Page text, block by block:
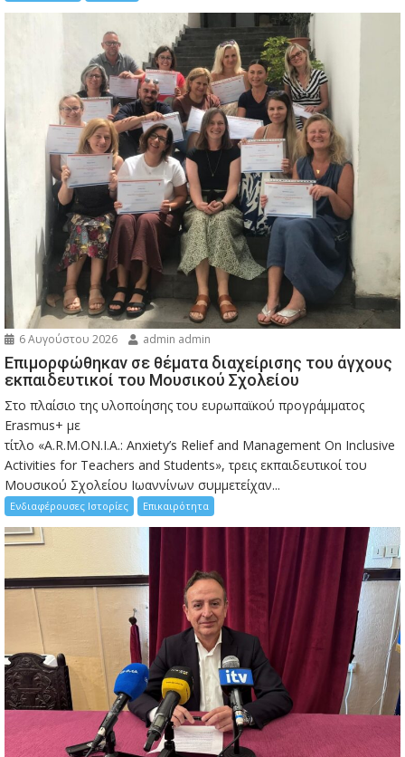
6 Αυγούστου 2026 admin admin
Eπιμορφώθηκαν σε θέματα διαχείρισης του άγχους
εκπαιδευτικοί του Μουσικού Σχολείου
Στο πλαίσιο της υλοποίησης του ευρωπαϊκού προγράμματος
Erasmus+ με
τίτλο «A.R.M.ON.I.A.: Anxiety’s Relief and Management On Inclusive
Activities for Teachers and Students», τρεις εκπαιδευτικοί του
Μουσικού Σχολείου Ιωαννίνων συμμετείχαν...
Ενδιαφέρουσες Ιστορίες Επικαιρότητα